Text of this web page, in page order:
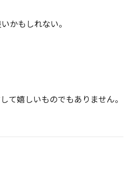
かもしれない。
て嬉しいものでもありません。